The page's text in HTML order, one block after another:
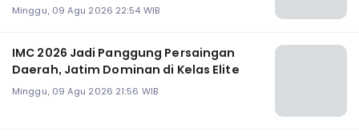
Minggu, 09 Agu 2026 22:54 WIB
‎IMC 2026 Jadi Panggung Persaingan
Daerah, Jatim Dominan di Kelas Elite
Minggu, 09 Agu 2026 21:56 WIB